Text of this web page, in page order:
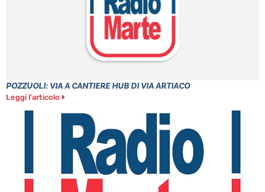
POZZUOLI: VIA A CANTIERE HUB DI VIA ARTIACO
Leggi l'articolo